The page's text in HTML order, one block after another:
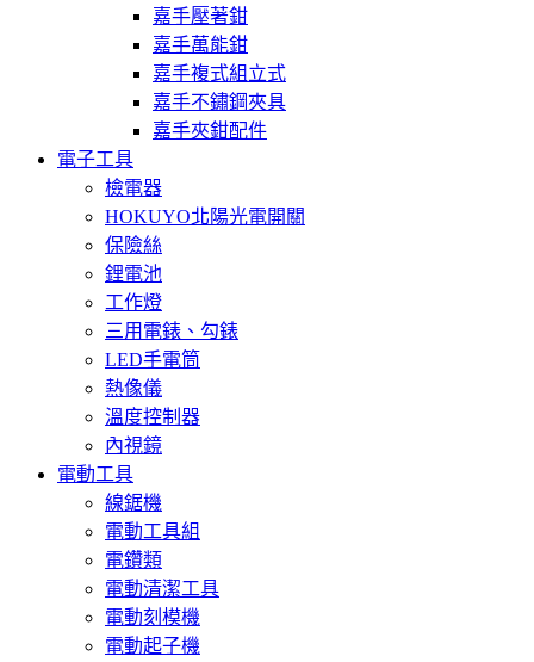
嘉手壓著鉗
嘉手萬能鉗
嘉手複式組立式
嘉手不鏽鋼夾具
嘉手夾鉗配件
電子工具
檢電器
HOKUYO北陽光電開關
保險絲
鋰電池
工作燈
三用電錶、勾錶
LED手電筒
熱像儀
溫度控制器
內視鏡
電動工具
線鋸機
電動工具組
電鑽類
電動清潔工具
電動刻模機
電動起子機